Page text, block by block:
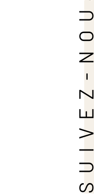
SUIVEZ-NOUS